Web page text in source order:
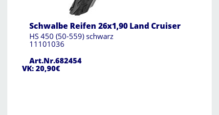
Schwalbe Reifen 26x1,90 Land Cruiser
HS 450 (50-559) schwarz
11101036
Art.Nr.682454
VK: 20,90€